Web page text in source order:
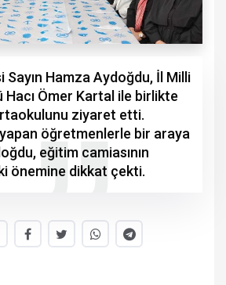
Sayın Hamza Aydoğdu, İl Milli
Hacı Ömer Kartal ile birlikte
ziyaret etti.
öğretmenlerle bir araya
eğitim camiasının
önemine dikkat çekti.